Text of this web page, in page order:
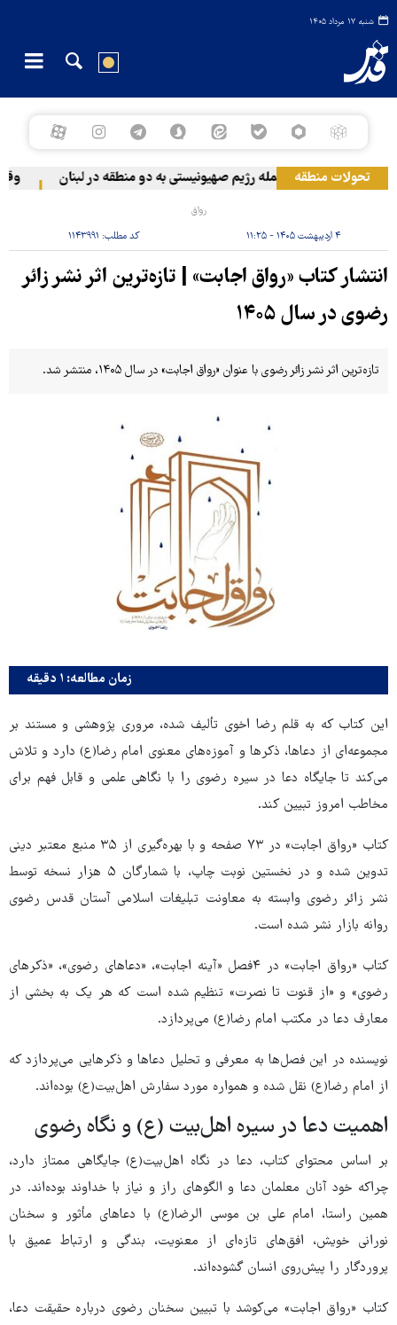
شنبه ۱۷ مرداد ۱۴۰۵
تحولات منطقهحمله رژیم صهیونیستی به دو منطقه در لبنان
رواق
۴ اردیبهشت ۱۴۰۵ - ۱۱:۲۵ کد مطلب: ۱۱۴۳۹۹۱
انتشار کتاب «رواق اجابت» | تازه‌ترین اثر نشر زائر
رضوی در سال ۱۴۰۵
تازه‌ترین اثر نشر زائر رضوی با عنوان «رواق اجابت» در سال ۱۴۰۵، منتشر شد.
زمان مطالعه: ۱ دقیقه
این کتاب که به قلم رضا اخوی تألیف شده، مروری پژوهشی و مستند بر
مجموعه‌ای از دعاها، ذکرها و آموزه‌های معنوی امام رضا(ع) دارد و تلاش
می‌کند تا جایگاه دعا در سیره رضوی را با نگاهی علمی و قابل فهم برای
مخاطب امروز تبیین کند.
کتاب «رواق اجابت» در ۷۳ صفحه و با بهره‌گیری از ۳۵ منبع معتبر دینی
تدوین شده و در نخستین نوبت چاپ، با شمارگان ۵ هزار نسخه توسط
نشر زائر رضوی وابسته به معاونت تبلیغات اسلامی آستان قدس رضوی
روانه بازار نشر شده است.
کتاب «رواق اجابت» در ۴فصل «آینه اجابت»، «دعاهای رضوی»، «ذکرهای
رضوی» و «از قنوت تا نصرت» تنظیم شده است که هر یک به بخشی از
معارف دعا در مکتب امام رضا(ع) می‌پردازد.
نویسنده در این فصل‌ها به معرفی و تحلیل دعاها و ذکرهایی می‌پردازد که
از امام رضا(ع) نقل شده و همواره مورد سفارش اهل‌بیت(ع) بوده‌اند.
اهمیت دعا در سیره اهل‌بیت (ع) و نگاه رضوی
بر اساس محتوای کتاب، دعا در نگاه اهل‌بیت(ع) جایگاهی ممتاز دارد،
چراکه خود آنان معلمان دعا و الگوهای راز و نیاز با خداوند بوده‌اند. در
همین راستا، امام علی بن موسی الرضا(ع) با دعاهای مأثور و سخنان
نورانی خویش، افق‌های تازه‌ای از معنویت، بندگی و ارتباط عمیق با
پروردگار را پیش‌روی انسان گشوده‌اند.
کتاب «رواق اجابت» می‌کوشد با تبیین سخنان رضوی درباره حقیقت دعا،